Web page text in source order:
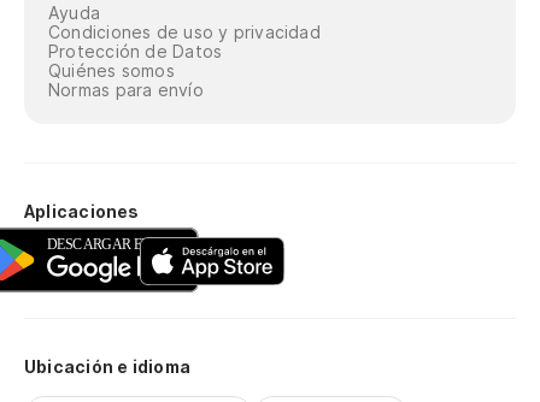
Ayuda
Condiciones de uso y privacidad
Protección de Datos
Quiénes somos
Normas para envío
Aplicaciones
Ubicación e idioma